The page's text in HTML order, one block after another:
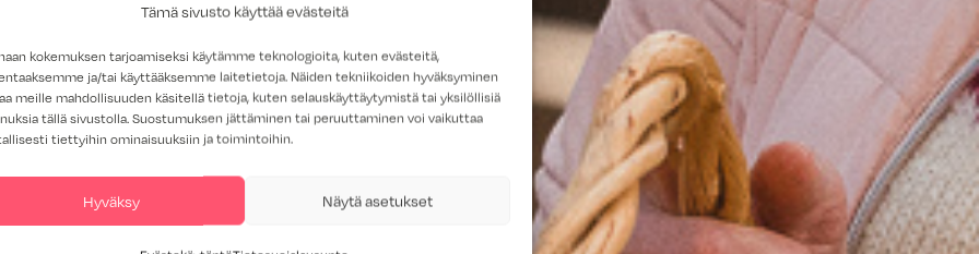
Tämä sivusto käyttää evästeitä
kokemuksen tarjoamiseksi käytämme teknologioita, kuten evästeitä,
ja/tai käyttääksemme laitetietoja. Näiden tekniikoiden hyväksyminen
meille mahdollisuuden käsitellä tietoja, kuten selauskäyttäytymistä tai yksilöllisiä
tällä sivustolla. Suostumuksen jättäminen tai peruuttaminen voi vaikuttaa
tiettyihin ominaisuuksiin ja toimintoihin.
Hyväksy Näytä asetukset